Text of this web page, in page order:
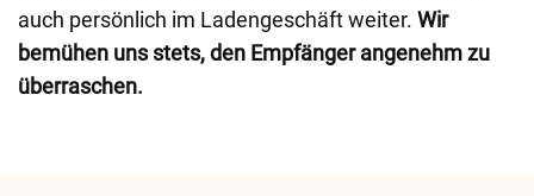
auch persönlich im Ladengeschäft weiter. Wir
bemühen uns stets, den Empfänger angenehm zu
überraschen.